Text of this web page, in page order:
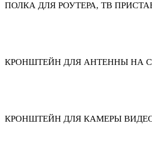
ПОЛКА ДЛЯ РОУТЕРА, ТВ
КРОНШТЕЙН ДЛЯ АНТЕННЫ НА
КРОНШТЕЙН ДЛЯ КАМЕРЫ